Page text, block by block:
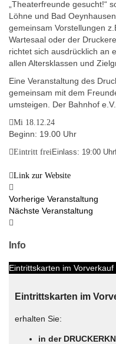
„Theaterfreunde gesucht!“
Löhne und Bad
gemeinsam Vorstellungen
Wartesaal oder der
richtet sich ausdrücklich an
allen Altersklassen und
Eine Veranstaltung des
gemeinsam mit dem
umsteigen. Der Bahnhof
Mi 18.12.24
Beginn: 19.00 Uhr
Eintritt freiEinlass: 19:00 Uhr
Link zur Website
Vorherige Veranstaltung
Nächste Veranstaltung
Info
Eintrittskarten im Vorverkauf
Eintrittskarten im
erhalten Sie:
in der